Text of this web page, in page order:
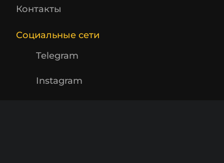
Контакты
Социальные сети
Telegram
Instagram